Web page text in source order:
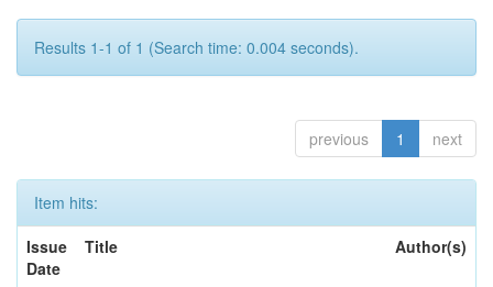
Results 1-1 of 1 (Search time: 0.004 seconds).
previous 1 next
Item hits:
Issue
Date
Title Author(s)